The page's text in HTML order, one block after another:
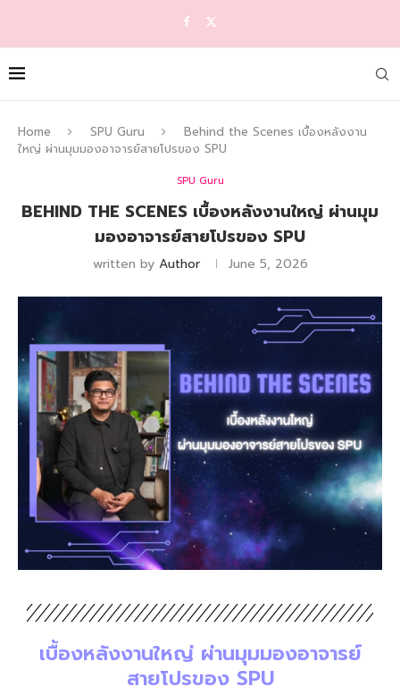
Home SPU Guru
Behind the Scenes เบื้องหลังงาน
ใหญ่ ผ่านมุมมองอาจารย์สายโปรของ SPU
SPU Guru
BEHIND THE SCENES เบื้องหลังงานใหญ่ ผ่านมุม
มองอาจารย์สายโปรของ SPU
written by Author June 5, 2026
เบื้องหลังงานใหญ่ ผ่านมุมมองอาจารย์
สายโปรของ SPU